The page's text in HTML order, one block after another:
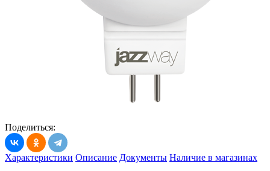
Поделиться:
Характеристики Описание Документы Наличие в магазинах